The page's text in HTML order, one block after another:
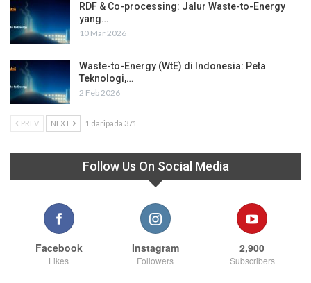
RDF & Co-processing: Jalur Waste-to-Energy
yang…
10 Mar 2026
Waste-to-Energy (WtE) di Indonesia: Peta
Teknologi,…
2 Feb 2026
PREV NEXT 1 daripada 371
Follow Us On Social Media
Facebook
Likes
Instagram
Followers
2,900
Subscribers